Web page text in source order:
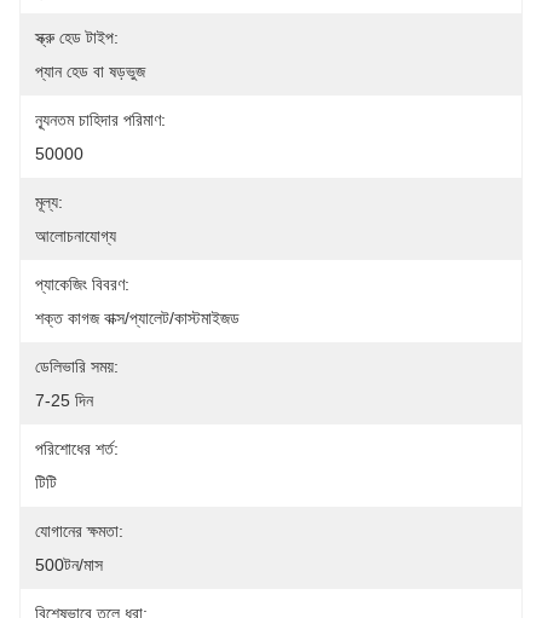
স্ক্রু হেড টাইপ:
প্যান হেড বা ষড়ভুজ
ন্যূনতম চাহিদার পরিমাণ:
50000
মূল্য:
আলোচনাযোগ্য
প্যাকেজিং বিবরণ:
শক্ত কাগজ বাক্স/প্যালেট/কাস্টমাইজড
ডেলিভারি সময়:
7-25 দিন
পরিশোধের শর্ত:
টিটি
যোগানের ক্ষমতা:
500টন/মাস
বিশেষভাবে তুলে ধরা: